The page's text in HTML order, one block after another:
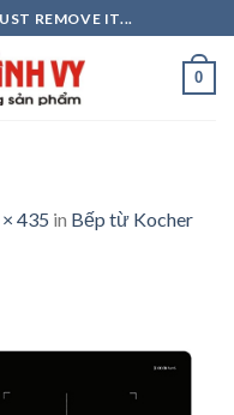
REMOVE IT...
0
435 in Bếp từ Kocher